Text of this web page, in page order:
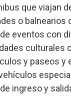
que viajan
o balnearios
eventos con
culturales
y paseos y
ingreso y